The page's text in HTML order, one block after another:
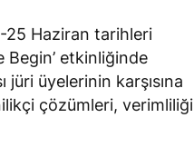
25 Haziran tarihleri
Begin’ etkinliğinde
üyelerinin karşısına
çözümleri, verimliliği